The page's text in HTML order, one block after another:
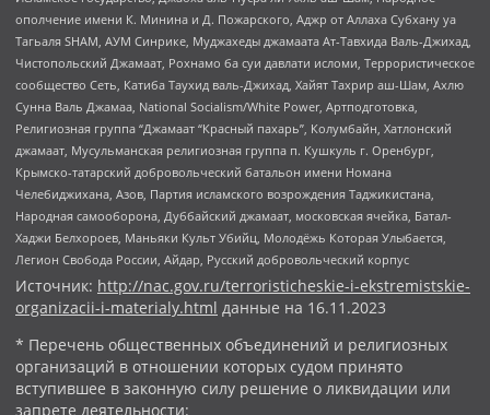
ополчение имени К. Минина и Д. Пожарского, Аджр от Аллаха Субхану уа
Тагьаля SHAM, АУМ Синрике, Муджахеды джамаата Ат-Тавхида Валь-Джихад,
Чистопольский Джамаат, Рохнамо ба суи давлати исломи, Террористическое
сообщество Сеть, Катиба Таухид валь-Джихад, Хайят Тахрир аш-Шам, Ахлю
Сунна Валь Джамаа, National Socialism/White Power, Артподготовка,
Религиозная группа “Джамаат “Красный пахарь”, Колумбайн, Хатлонский
джамаат, Мусульманская религиозная группа п. Кушкуль г. Оренбург,
Крымско-татарский добровольческий батальон имени Номана
Челебиджихана, Азов, Партия исламского возрождения Таджикистана,
Народная самооборона, Дуббайский джамаат, московская ячейка, Батал-
Хаджи Белхороев, Маньяки Культ Убийц, Молодёжь Которая Улыбается,
Легион Свобода России, Айдар, Русский добровольческий корпус
Источник: http://nac.gov.ru/terroristicheskie-i-ekstremistskie-
organizacii-i-materialy.html данные на 16.11.2023
* Перечень общественных объединений и религиозных
организаций в отношении которых судом принято
вступившее в законную силу решение о ликвидации или
запрете деятельности: